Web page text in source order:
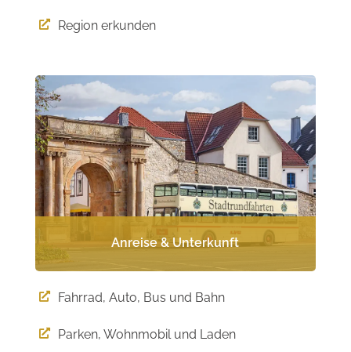
 Region erkunden
Anreise & Unterkunft
 Fahrrad, Auto, Bus und Bahn
 Parken, Wohnmobil und Laden